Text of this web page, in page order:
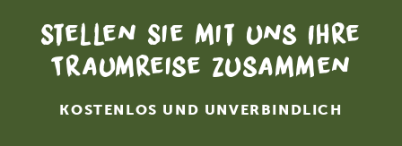
Stellen Sie mit uns Ihre
Traumreise zusammen
KOSTENLOS UND UNVERBINDLICH